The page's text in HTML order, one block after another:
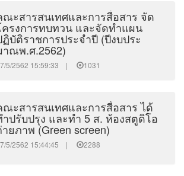
ณะสารสนเทศและการสื่อสาร จัด
รงการทบทวน และจัดทำแผน
ฏิบัติราชการประจำปี (ปีงบประ
าณพ.ศ.2562)
5/2562 15:59:33 | 1031
ณะสารสนเทศและการสื่อสาร ได้
ปรับปรุง และทำ 5 ส. ห้องสตูดิโอ
ยภาพ (Green screen)
5/2562 15:44:45 | 2288